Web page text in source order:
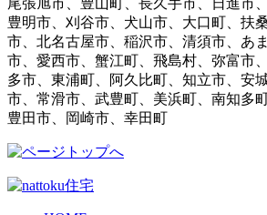
尾張旭市、豊山町、長久手市、日進市
豊明市、刈谷市、犬山市、大口町、扶
市、北名古屋市、稲沢市、清須市、あ
市、愛西市、蟹江町、飛島村、弥富市
多市、東浦町、阿久比町、知立市、安
市、常滑市、武豊町、美浜町、南知多
豊田市、岡崎市、幸田町